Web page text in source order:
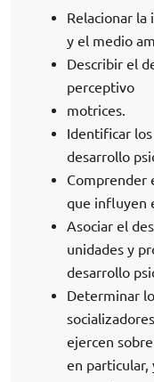
Relacionar
y el medio
Describir el
perceptivo
motrices.
Identificar
desarrollo
Comprender
que influyen
Asociar el
unidades y
desarrollo
Determinar
ejercen
en particular,